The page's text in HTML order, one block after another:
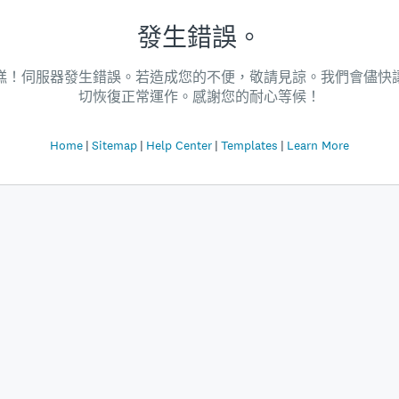
發生錯誤。
！伺服器發生錯誤。若造成您的不便，敬請見諒。我們會儘快
切恢復正常運作。感謝您的耐心等候！
Home Sitemap Help Center Templates Learn More